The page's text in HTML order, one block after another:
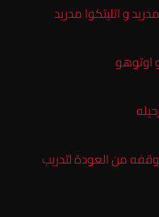
و اتليتكوا مدريد
اوتوهو
من العودة لتدريب